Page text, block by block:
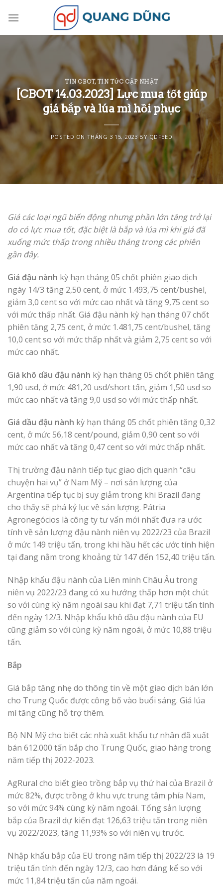
TIN CBOT, TIN TỨC CẬP NHẬT
[CBOT 14.03.2023] Lực mua tốt giúp
giá bắp và lúa mì hồi phục
POSTED ON THÁNG 3 15, 2023BYQDFEED
Giá các loại ngũ biến động nhưng phần lớn tăng trở lại
do có lực mua tốt, đặc biệt là bắp và lúa mì khi giá đã
xuống mức thấp trong nhiều tháng trong các phiên
gần đây.
Giá đậu nành kỳ hạn tháng 05 chốt phiên giao dịch
ngày 14/3 tăng 2,50 cent, ở mức 1.493,75 cent/bushel,
giảm 3,0 cent so với mức cao nhất và tăng 9,75 cent so
với mức thấp nhất. Giá đậu nành kỳ hạn tháng 07 chốt
phiên tăng 2,75 cent, ở mức 1.481,75 cent/bushel, tăng
10,0 cent so với mức thấp nhất và giảm 2,75 cent so với
mức cao nhất.
Giá khô dầu đậu nành kỳ hạn tháng 05 chốt phiên tăng
1,90 usd, ở mức 481,20 usd/short tấn, giảm 1,50 usd so
mức cao nhất và tăng 9,0 usd so với mức thấp nhất.
Giá dầu đậu nành kỳ hạn tháng 05 chốt phiên tăng 0,32
cent, ở mức 56,18 cent/pound, giảm 0,90 cent so với
mức cao nhất và tăng 0,47 cent so với mức thấp nhất.
Thị trường đậu nành tiếp tục giao dịch quanh “câu
chuyện hai vụ” ở Nam Mỹ – nơi sản lượng của
Argentina tiếp tục bị suy giảm trong khi Brazil đang
cho thấy sẽ phá kỷ lục về sản lượng. Pátria
Agronegócios là công ty tư vấn mới nhất đưa ra ước
tính về sản lượng đậu nành niên vụ 2022/23 của Brazil
ở mức 149 triệu tấn, trong khi hầu hết các ước tính hiện
tại đang nằm trong khoảng từ 147 đến 152,40 triệu tấn.
Nhập khẩu đậu nành của Liên minh Châu Âu trong
niên vụ 2022/23 đang có xu hướng thấp hơn một chút
so với cùng kỳ năm ngoái sau khi đạt 7,71 triệu tấn tính
đến ngày 12/3. Nhập khẩu khô dầu đậu nành của EU
cũng giảm so với cùng kỳ năm ngoái, ở mức 10,88 triệu
tấn.
Bắp
Giá bắp tăng nhẹ do thông tin về một giao dịch bán lớn
cho Trung Quốc được công bố vào buổi sáng. Giá lúa
mì tăng cũng hỗ trợ thêm.
Bộ NN Mỹ cho biết các nhà xuất khẩu tư nhân đã xuất
bán 612.000 tấn bắp cho Trung Quốc, giao hàng trong
năm tiếp thị 2022-2023.
AgRural cho biết gieo trồng bắp vụ thứ hai của Brazil ở
mức 82%, được trồng ở khu vực trung tâm phía Nam,
so với mức 94% cùng kỳ năm ngoái. Tổng sản lượng
bắp của Brazil dự kiến đạt 126,63 triệu tấn trong niên
vụ 2022/2023, tăng 11,93% so với niên vụ trước.
Nhập khẩu bắp của EU trong năm tiếp thị 2022/23 là 19
triệu tấn tính đến ngày 12/3, cao hơn đáng kể so với
mức 11,84 triệu tấn của năm ngoái.